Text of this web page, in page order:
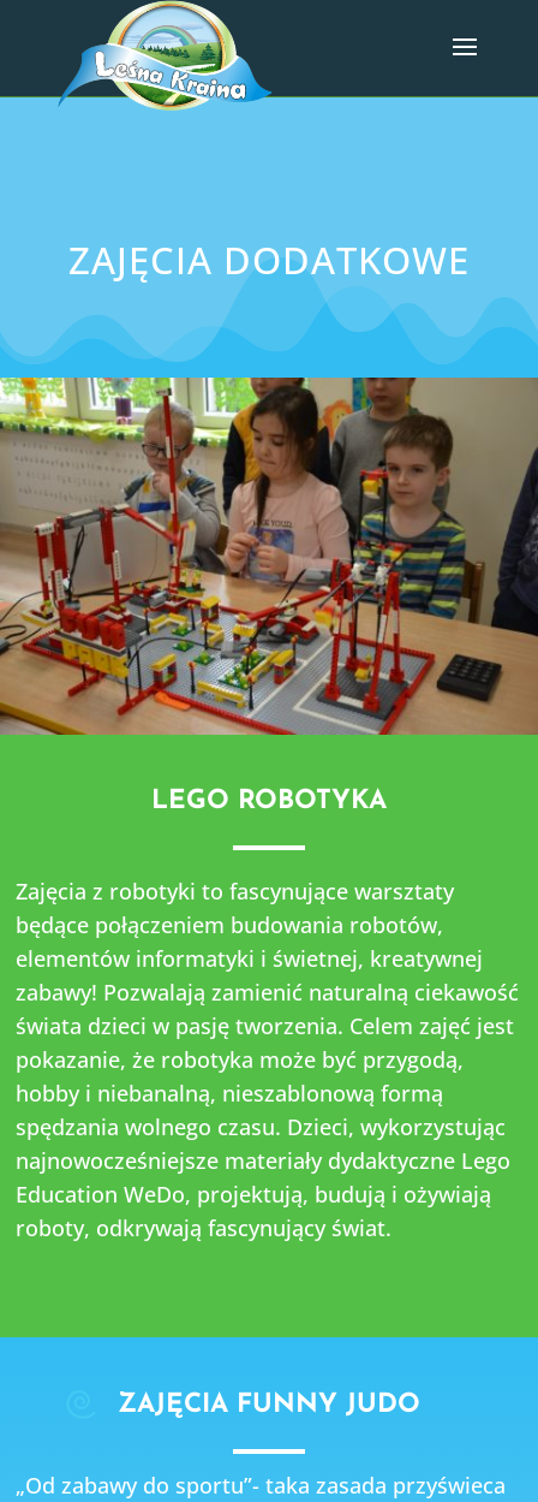
ZAJĘCIA DODATKOWE
LEGO ROBOTYKA
Zajęcia z robotyki to fascynujące warsztaty
będące połączeniem budowania robotów,
elementów informatyki i świetnej, kreatywnej
zabawy! Pozwalają zamienić naturalną ciekawość
świata dzieci w pasję tworzenia. Celem zajęć jest
pokazanie, że robotyka może być przygodą,
hobby i niebanalną, nieszablonową formą
spędzania wolnego czasu. Dzieci, wykorzystując
najnowocześniejsze materiały dydaktyczne Lego
Education WeDo, projektują, budują i ożywiają
roboty, odkrywają fascynujący świat.
ZAJĘCIA FUNNY JUDO
„Od zabawy do sportu”- taka zasada przyświeca